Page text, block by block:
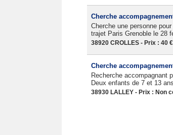
Cherche
Cherche une personne
trajet Paris Grenoble le 28
38920 CROLLES - Prix : 40
Cherche
Recherche accompagnant
Deux enfants de 7 et 13
38930 LALLEY - Prix : Non